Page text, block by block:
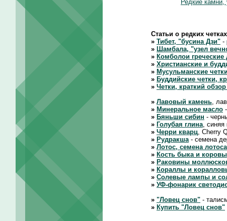
Редкие камни,
Статьи о редких
» Тибет, "бусина Дзи" -
» Шамбала, "узел
» Комболои греческие
» Христианские и
» Мусульманские
» Буддийские четки,
» Четки, краткий
» Лавовый камень ,
» Минеральное масло
» Бяньши сибин -
» Голубая глина ,
» Черри кварц , Cherry
» Рудракша - семена
» Лотос, семена лотоса
» Кость быка и коровы
» Раковины
» Кораллы и
» Солевые лампы и
» УФ-фонарик
» "Ловец снов" -
» Купить "Ловец снов"